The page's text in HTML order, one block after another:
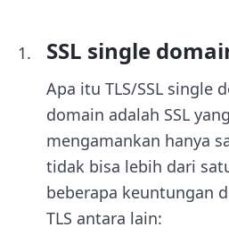
SSL single
Apa itu TLS/SSL single
domain adalah SSL
mengamankan hanya
tidak bisa lebih dari
beberapa keuntungan
TLS antara lain: